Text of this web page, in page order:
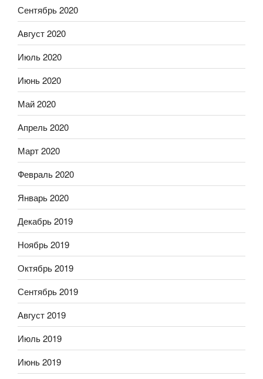
Сентябрь 2020
Август 2020
Июль 2020
Июнь 2020
Май 2020
Апрель 2020
Март 2020
Февраль 2020
Январь 2020
Декабрь 2019
Ноябрь 2019
Октябрь 2019
Сентябрь 2019
Август 2019
Июль 2019
Июнь 2019